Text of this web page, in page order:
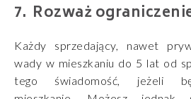
Rozważ
Każdy sprzedający, nawet
wady w mieszkaniu do 5 lat od
tego świadomość, jeżeli